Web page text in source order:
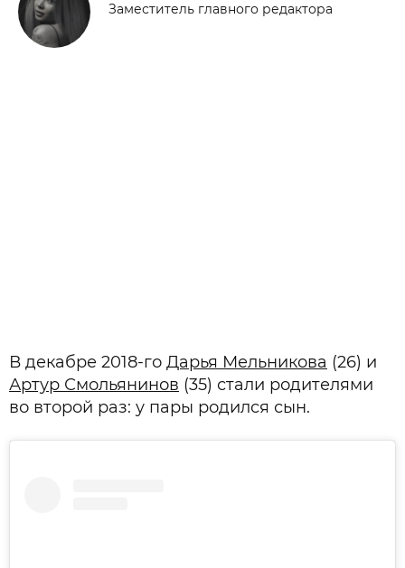
Заместитель главного редактора
В декабре 2018-го Дарья Мельникова (26) и
Артур Смольянинов (35) стали родителями
во второй раз: у пары родился сын.